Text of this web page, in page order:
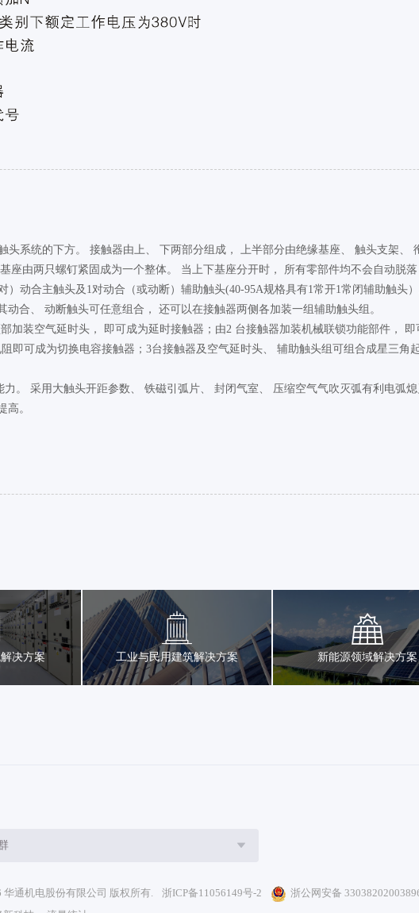
系统的下方。 接触器由上、 下两部分组成， 上半部分由绝缘基座、 触头支架、
由两只螺钉紧固成为一个整体。 当上下基座分开时， 所有零部件均不会自动脱落
）动合主触头及1对动合（或动断）辅助触头(40-95A规格具有1常开1常闭辅助触头
合、 动断触头可任意组合， 还可以在接触器两侧各加装一组辅助触头组。
加装空气延时头， 即可成为延时接触器；由2 台接触器加装机械联锁功能部件，
即可成为切换电容接触器；3台接触器及空气延时头、 辅助触头组可组合成星三角
。 采用大触头开距参数、 铁磁引弧片、 封闭气室、 压缩空气气吹灭弧有利电弧
高。
决方案 工业与民用建筑解决方案 新能源领域解决方案
华通机电股份有限公司 版权所有. 浙ICP备11056149号-2
浙公网安备